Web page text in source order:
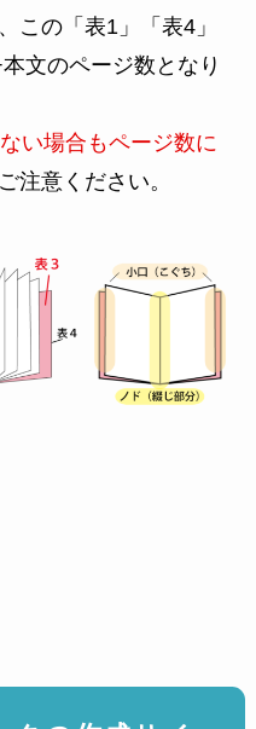
この「表1」「表4」
文のページ数となり
い場合もページ数に
注意ください。